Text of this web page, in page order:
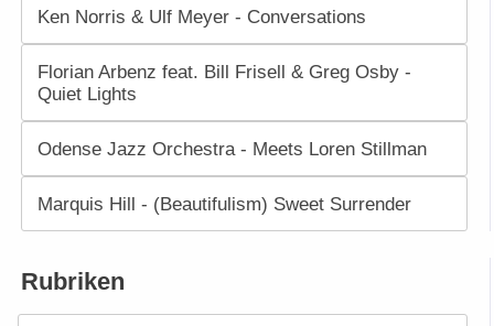
Ken Norris & Ulf Meyer - Conversations
Florian Arbenz feat. Bill Frisell & Greg Osby -
Quiet Lights
Odense Jazz Orchestra - Meets Loren Stillman
Marquis Hill - (Beautifulism) Sweet Surrender
Rubriken